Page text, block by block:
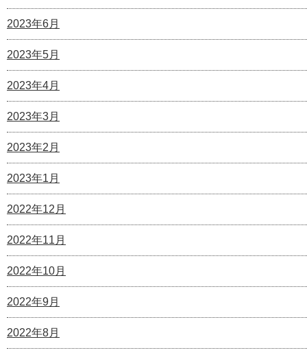
2023年6月
2023年5月
2023年4月
2023年3月
2023年2月
2023年1月
2022年12月
2022年11月
2022年10月
2022年9月
2022年8月